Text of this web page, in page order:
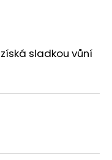
získá sladkou vůní